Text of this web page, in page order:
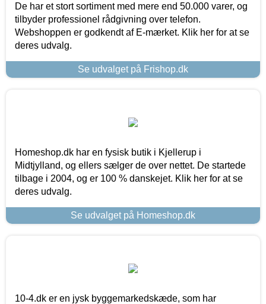
De har et stort sortiment med mere end 50.000 varer, og
tilbyder professionel rådgivning over telefon.
Webshoppen er godkendt af E-mærket. Klik her for at se
deres udvalg.
Se udvalget på Frishop.dk
Homeshop.dk har en fysisk butik i Kjellerup i
Midtjylland, og ellers sælger de over nettet. De startede
tilbage i 2004, og er 100 % danskejet. Klik her for at se
deres udvalg.
Se udvalget på Homeshop.dk
10-4.dk er en jysk byggemarkedskæde, som har